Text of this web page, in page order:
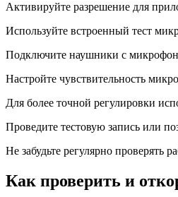
Активируйте разрешение для
Используйте встроенный тест
Подключите наушники с
Настройте чувствительность
Для более точной регулировки
Проведите тестовую запись или
Не забудьте регулярно
Как проверить и